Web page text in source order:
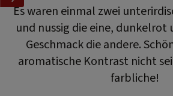
Es waren einmal zwei
und nussig die eine, dunkelrot
Geschmack die andere.
aromatische Kontrast nicht
farbliche!